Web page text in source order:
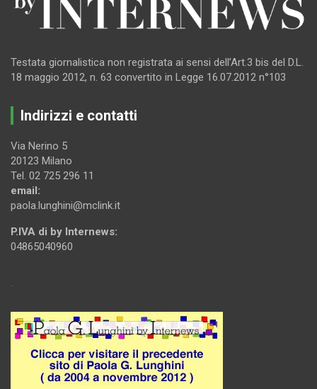
Testata giornalistica non registrata ai sensi dell’Art.3 bis del D.L.
18 maggio 2012, n. 63 convertito in Legge 16.07.2012 n°103
Indirizzi e contatti
Via Nerino 5
20123 Milano
Tel. 02 725 296 11
email:
paola.lunghini@mclink.it
P.IVA di by Internews:
04865040960
.